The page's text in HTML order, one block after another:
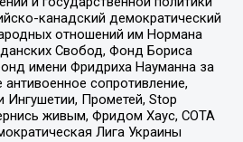
канадский демократический
отношений им Нормана
Свобод, Фонд Бориса
имени Фридриха Науманна за
сопротивление,
Ингушетии, Прометей, Stop
живым, Фридом Хаус, СОТА
Лига Украины